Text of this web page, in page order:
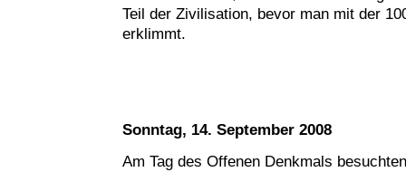
Teil der Zivilisation, bevor man mit der
erklimmt.
Sonntag, 14. September 2008
Am Tag des Offenen Denkmals